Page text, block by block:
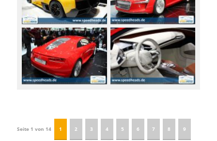
Seite 1 von 14 1 2 3 4 5 6 7 8 9